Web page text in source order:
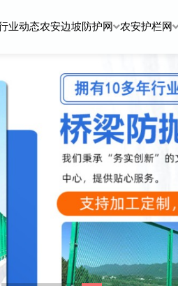
业动态农安边坡防护网 农安护栏网